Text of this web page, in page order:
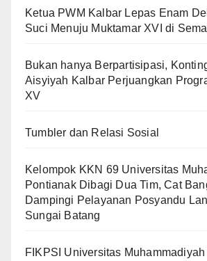
Ketua PWM Kalbar Lepas Enam
Suci Menuju Muktamar XVI di
Bukan hanya Berpartisipasi,
Aisyiyah Kalbar Perjuangkan
XV
Tumbler dan Relasi Sosial
Kelompok KKN 69 Universitas
Pontianak Dibagi Dua Tim, Cat
Dampingi Pelayanan Posyandu
Sungai Batang
FIKPSI Universitas